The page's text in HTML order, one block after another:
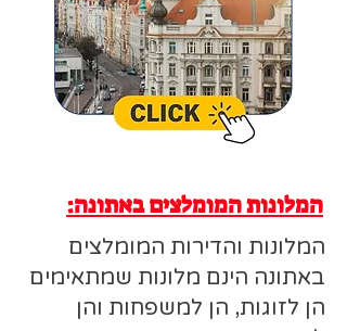
המלונות המומלצים באתונה:
המלונות והדירות המומלצים
באתונה הינם מלונות שמתאימים
הן לזוגות, הן למשפחות והן